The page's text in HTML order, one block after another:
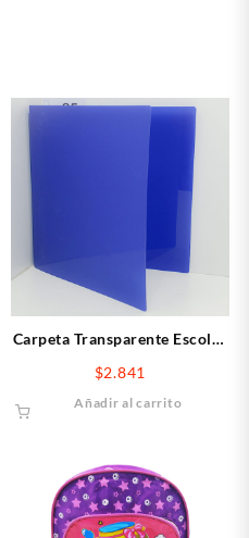
Carpeta Transparente Escolar
$2.841
Añadir al carrito